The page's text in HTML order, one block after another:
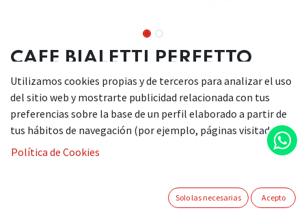
CAFE BIALETTI PERFETTO
TIRAMISU 250GR+LATA
JOYFUL
El café molido Bialetti Perfetto Moka Tiramisú
los postres. Esta mezcla, elaborada con granos de
Utilizamos cookies propias y de terceros para analizar el uso
del sitio web y mostrarte publicidad relacionada con tus
preferencias sobre la base de un perfil elaborado a partir de
tus hábitos de navegación (por ejemplo, páginas visitadas).
Política de Cookies
Solo las necesarias Acepto